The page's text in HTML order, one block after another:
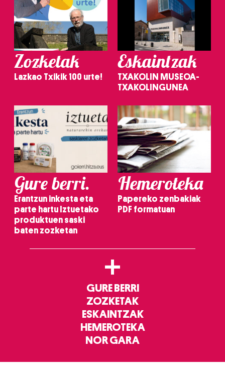
Zozketak
Lazkao Txikik 100 urte!
Eskaintzak
TXAKOLIN MUSEOA-
TXAKOLINGUNEA
Gure berri.
Erantzun inkesta eta
parte hartu Iztuetako
produktuen saski
baten zozketan
Hemeroteka
Papereko zenbakiak
PDF formatuan
+
GURE BERRI
ZOZKETAK
ESKAINTZAK
HEMEROTEKA
NOR GARA